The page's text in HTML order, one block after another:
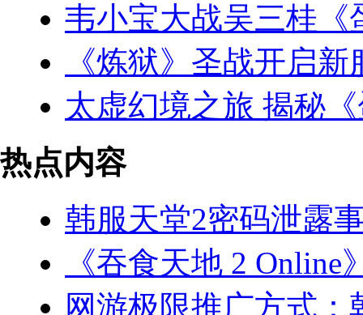
韦小宝大战吴三桂《
《炼狱》圣战开启
太虚幻境之旅 揭秘
热点内容
韩服天堂2密码泄露
《吞食天地 2 Online
网游极限推广方式：